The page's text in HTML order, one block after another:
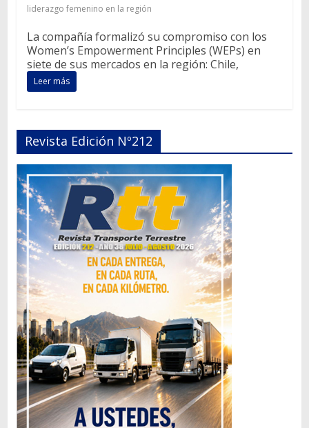
liderazgo femenino en la región
La compañía formalizó su compromiso con los
Women’s Empowerment Principles (WEPs) en
siete de sus mercados en la región: Chile,
Leer más
Revista Edición Nº212